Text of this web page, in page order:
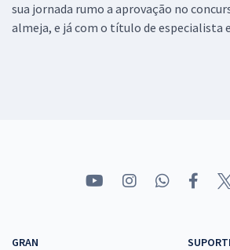
sua jornada rumo a aprovação no
almeja, e já com o título de especialista
GRAN